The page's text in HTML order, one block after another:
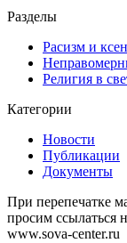
Разделы
Расизм и
Религия в
Категории
Новости
Публикации
Документы
При перепечатке
просим ссылаться
www.sova-center.ru